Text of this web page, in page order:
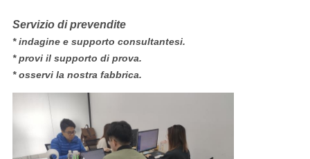
Servizio di prevendite
* indagine e supporto consultantesi.
* provi il supporto di prova.
* osservi la nostra fabbrica.